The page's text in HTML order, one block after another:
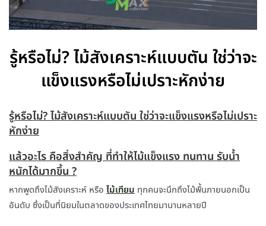
รู้หรือไม่? ไม้สังเคราะห์แบบตัน ใช่ว่าจะ
แข็งแรงหรือไม่เปราะหักง่าย
รู้หรือไม่? ไม้สังเคราะห์แบบตัน ใช่ว่าจะแข็งแรงหรือไม่เปราะ
หักง่าย
แล้วอะไร คือสิ่งสำคัญ ที่ทำให้ไม้แข็งแรง ทนทาน รับน้ำ
หนักได้มากขึ้น ?
หากพูดถึงไม้สังเคราะห์ หรือ ไม้เทียม ทุกคนจะนึกถึงไม้พื้นภายนอกเป็น
อันดับ ซึ่งเป็นที่นิยมในตลาดของประเทศไทยมานานหลายปี